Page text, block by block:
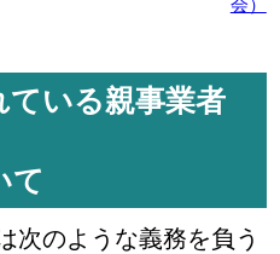
会）
ている親事業者
て
次のような義務を負う